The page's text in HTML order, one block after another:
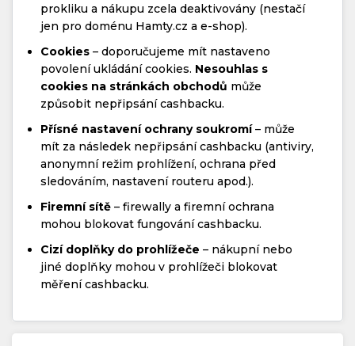
prokliku a nákupu zcela deaktivovány (nestačí
jen pro doménu Hamty.cz a e-shop).
Cookies – doporučujeme mít nastaveno
povolení ukládání cookies. Nesouhlas s
cookies na stránkách obchodů může
způsobit nepřipsání cashbacku.
Přísné nastavení ochrany soukromí– může
mít za následek nepřipsání cashbacku (antiviry,
anonymní režim prohlížení, ochrana před
sledováním, nastavení routeru apod.).
Firemní sítě – firewally a firemní ochrana
mohou blokovat fungování cashbacku.
Cizí doplňky do prohlížeče – nákupní nebo
jiné doplňky mohou v prohlížeči blokovat
měření cashbacku.